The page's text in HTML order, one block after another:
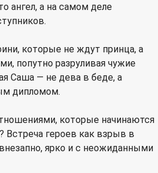
ангел, а на самом деле
которые не ждут принца, а
попутно разруливая чужие
Саша — не дева в беде, а
дипломом.
которые начинаются
Встреча героев как взрыв в
ярко и с неожиданными